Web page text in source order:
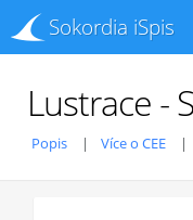
Sokordia iSpis
Lustrace -
Popis Více o CEE